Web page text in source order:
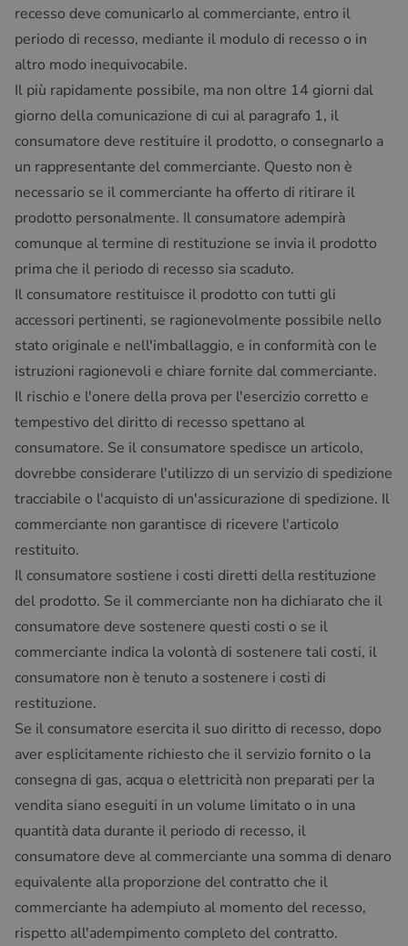
recesso deve comunicarlo al commerciante, entro il
periodo di recesso, mediante il modulo di recesso o in
altro modo inequivocabile.
Il più rapidamente possibile, ma non oltre 14 giorni dal
giorno della comunicazione di cui al paragrafo 1, il
consumatore deve restituire il prodotto, o consegnarlo a
un rappresentante del commerciante. Questo non è
necessario se il commerciante ha offerto di ritirare il
prodotto personalmente. Il consumatore adempirà
comunque al termine di restituzione se invia il prodotto
prima che il periodo di recesso sia scaduto.
Il consumatore restituisce il prodotto con tutti gli
accessori pertinenti, se ragionevolmente possibile nello
stato originale e nell'imballaggio, e in conformità con le
istruzioni ragionevoli e chiare fornite dal commerciante.
Il rischio e l'onere della prova per l'esercizio corretto e
tempestivo del diritto di recesso spettano al
consumatore. Se il consumatore spedisce un articolo,
dovrebbe considerare l'utilizzo di un servizio di spedizione
tracciabile o l'acquisto di un'assicurazione di spedizione. Il
commerciante non garantisce di ricevere l'articolo
restituito.
Il consumatore sostiene i costi diretti della restituzione
del prodotto. Se il commerciante non ha dichiarato che il
consumatore deve sostenere questi costi o se il
commerciante indica la volontà di sostenere tali costi, il
consumatore non è tenuto a sostenere i costi di
restituzione.
Se il consumatore esercita il suo diritto di recesso, dopo
aver esplicitamente richiesto che il servizio fornito o la
consegna di gas, acqua o elettricità non preparati per la
vendita siano eseguiti in un volume limitato o in una
quantità data durante il periodo di recesso, il
consumatore deve al commerciante una somma di denaro
equivalente alla proporzione del contratto che il
commerciante ha adempiuto al momento del recesso,
rispetto all'adempimento completo del contratto.